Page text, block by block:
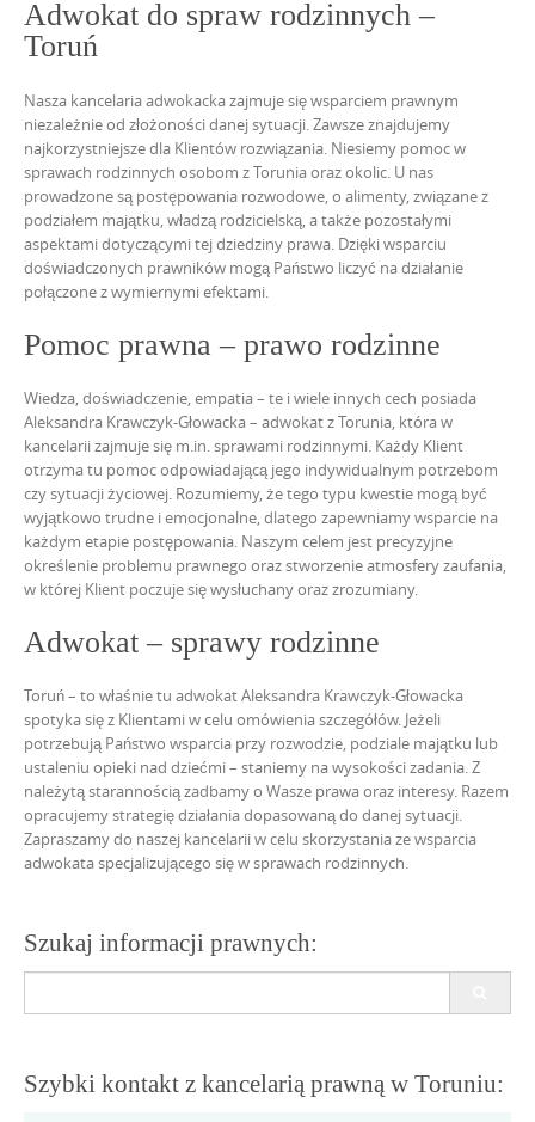
Adwokat do spraw rodzinnych –
Toruń
Nasza kancelaria adwokacka zajmujesię wsparciem prawnym
niezależnie od złożoności danej sytuacji. Zawsze znajdujemy
najkorzystniejsze dla Klientów rozwiązania. Niesiemy pomoc w
sprawach rodzinnych osobom zTorunia oraz okolic. U nas
prowadzone są postępowania rozwodowe, o alimenty, związane z
podziałem majątku, władzą rodzicielską, a także pozostałymi
aspektami dotyczącymi tej dziedziny prawa. Dzięki wsparciu
doświadczonych prawników mogą Państwo liczyć na działanie
połączone z wymiernymiefektami.
Pomoc prawna – prawo rodzinne
Wiedza, doświadczenie, empatia – te i wiele innych cech posiada
Aleksandra Krawczyk-Głowacka – adwokat z Torunia, która w
kancelarii zajmuje się m.in. sprawami rodzinnymi. Każdy Klient
otrzyma tu pomoc odpowiadającą jego indywidualnym potrzebom
czy sytuacji życiowej. Rozumiemy, że tego typu kwestie mogą być
wyjątkowo trudne i emocjonalne, dlatego zapewniamy wsparcie na
każdym etapie postępowania. Naszym celem jest precyzyjne
określenie problemu prawnego oraz stworzenieatmosfery zaufania,
w której Klient poczuje się wysłuchany oraz zrozumiany.
Adwokat – sprawy rodzinne
Toruń – to właśnie tu adwokat Aleksandra Krawczyk-Głowacka
spotyka się z Klientami w celu omówienia szczegółów. Jeżeli
potrzebują Państwo wsparcia przy rozwodzie, podziale majątku lub
ustaleniu opieki nad dziećmi – staniemy na wysokości zadania. Z
należytą starannością zadbamy o Wasze prawa oraz interesy. Razem
opracujemy strategię działania dopasowaną do danej sytuacji.
Zapraszamy do naszej kancelarii w celu skorzystania ze wsparcia
adwokata specjalizującego się w sprawach rodzinnych.
Szukaj informacji prawnych:
Szybki kontakt z kancelarią prawną w Toruniu: